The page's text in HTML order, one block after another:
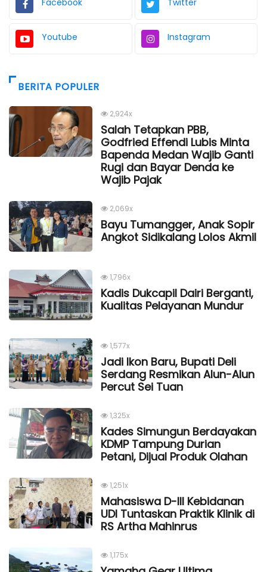
Youtube Instagram
BERITA POPULER
2,924x
Salah Tetapkan PBB,
Godfried Effendi Lubis Minta
Bapenda Medan Wajib Ganti
Rugi dan Bayar Denda ke
Wajib Pajak
2,069x
Bayu Tumangger, Anak Sopir
Angkot Sidikalang Lolos Akmil
1,796x
Kadis Dukcapil Dairi Berganti,
Kualitas Pelayanan Mundur
1,577x
Jadi Ikon Baru, Bupati Deli
Serdang Resmikan Alun-Alun
Percut Sei Tuan
1,325x
Kades Simungun Berdayakan
KDMP Tampung Durian
Petani, Dijual Produk Olahan
1,251x
Mahasiswa D-III Kebidanan
UDI Tuntaskan Praktik Klinik di
RS Artha Mahinrus
1,175x